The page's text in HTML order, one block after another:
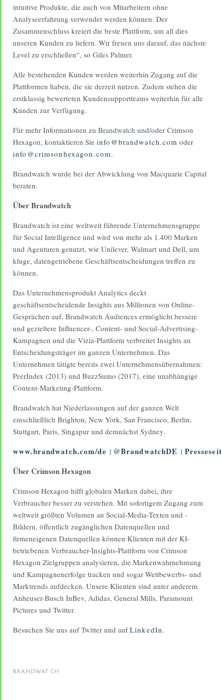
intuitive Produkte, die auch von Mitarbeitern ohne
Analyseerfahrung verwendet werden können. Der
Zusammenschluss kreiert die beste Plattform, um all dies
unseren Kunden zu liefern. Wir freuen uns darauf, das nächste
Level zu erschließen“, so Giles Palmer.
Alle bestehenden Kunden werden weiterhin Zugang auf die
Plattformen haben, die sie derzeit nutzen. Zudem stehen die
erstklassig bewerteten Kundensupportteams weiterhin für alle
Kunden zur Verfügung.
Für mehr Informationen zu Brandwatch und/oder Crimson
Hexagon, kontaktieren Sie info@brandwatch.com oder
info@crimsonhexagon.com.
Brandwatch wurde bei der Abwicklung von Macquarie Capital
beraten.
Über Brandwatch
Brandwatch ist eine weltweit führende Unternehmensgruppe
für Social Intelligence und wird von mehr als 1.400 Marken
und Agenturen genutzt, wie Unilever, Walmart und Dell, um
kluge, datengetriebene Geschäftsentscheidungen treffen zu
können.
Das Unternehmensprodukt Analytics deckt
geschäftsentscheidende Insights aus Millionen von Online-
Gesprächen auf, Brandwatch Audiences ermöglicht bessere
und gezieltere Influencer-, Content- und Social-Advertising-
Kampagnen und die Vizia-Plattform verbreitet Insights an
Entscheidungsträger im ganzen Unternehmen. Das
Unternehmen tätigte bereits zwei Unternehmensübernahmen:
PeerIndex (2013) und BuzzSumo (2017), eine unabhängige
Content-Marketing-Plattform.
Brandwatch hat Niederlassungen auf der ganzen Welt
einschließlich Brighton, New York, San Francisco, Berlin,
Stuttgart, Paris, Singapur und demnächst Sydney.
www.brandwatch.com/de | @BrandwatchDE |
Über Crimson Hexagon
Crimson Hexagon hilft globalen Marken dabei, ihre
Verbraucher besser zu verstehen. Mit sofortigem Zugang zum
weltweit größten Volumen an Social-Media-Texten und -
Bildern, öffentlich zugänglichen Datenquellen und
firmeneigenen Datenquellen können Klienten mit der KI-
betriebenen Verbraucher-Insights-Plattform von Crimson
Hexagon Zielgruppen analysieren, die Markenwahrnehmung
und Kampagnenerfolge tracken und sogar Wettbewerbs- und
Marktrends aufdecken. Unsere Klienten sind unter anderem
Anheuser-Busch InBev, Adidas, General Mills, Paramount
Pictures und Twitter.
Besuchen Sie uns auf Twitter und aufLinkedIn.
BRANDWATCH